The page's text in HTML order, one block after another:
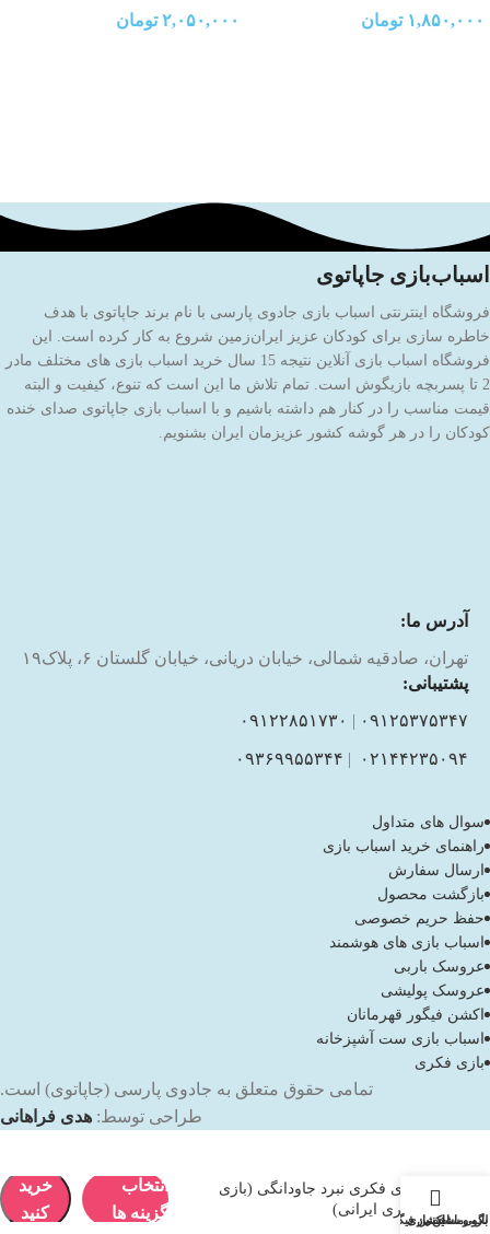
۱,۸۵۰,۰۰۰ تومان ۲,۰۵۰,۰۰۰ تومان
اسباب‌بازی جاپاتوی
فروشگاه اینترنتی اسباب بازی جادوی پارسی با نام برند جاپاتوی با هدف
خاطره سازی برای کودکان عزیز ایران‌زمین شروع به کار کرده است. این
فروشگاه اسباب بازی آنلاین نتیجه 15 سال خرید اسباب بازی های مختلف مادر
2 تا پسربچه بازیگوش است. تمام تلاش ما این است که تنوع، کیفیت و البته
قیمت مناسب را در کنار هم داشته باشیم و با اسباب بازی جاپاتوی صدای خنده
کودکان را در هر گوشه کشور عزیزمان ایران بشنویم.
آدرس ما:
تهران، صادقیه شمالی، خیابان دریانی، خیابان گلستان ۶، پلاک۱۹
پشتیبانی:
۰۹۱۲۵۳۷۵۳۴۷ | ۰۹۱۲۲۸۵۱۷۳۰
۰۲۱۴۴۲۳۵۰۹۴ | ۰۹۳۶۹۹۵۵۳۴۴
سوال های متداول
راهنمای خرید اسباب بازی
ارسال سفارش
بازگشت محصول
حفظ حریم خصوصی
اسباب بازی های هوشمند
عروسک باربی
عروسک پولیشی
اکشن فیگور قهرمانان
اسباب بازی ست آشپزخانه
بازی فکری
تمامی حقوق متعلق به جادوی پارسی (جاپاتوی) است.
طراحی توسط: هدی فراهانی
بازی فکری نبرد جاودانگی (بازی
فکری ایرانی)
انتخاب
گزینه ها
خرید
کنید
باربی
لگو و ساختنی
ماشین بازی
اکشن فیگور